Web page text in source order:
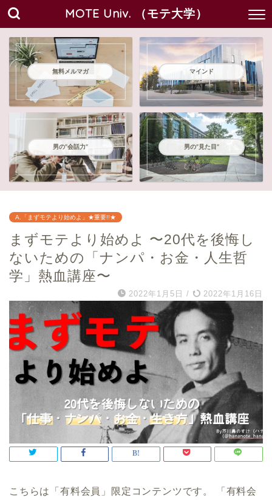
MOTE Univ. （モテ大学）
無料メルマガ マインド
男の"会話力" 男の"見た目"
A.「まずモテより始めよ」★重要!!★
まずモテより始めよ 〜20代を後悔し
ないための「ナンパ・お金・人生哲
学」熱血講座〜
2022年1月5日 / 2022年1月16日
こちらは「有料会員」限定コンテンツです。 「有料会